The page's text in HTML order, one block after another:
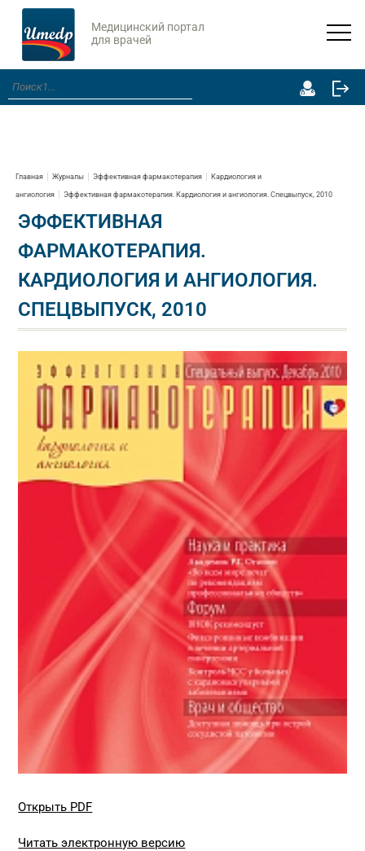
Медицинский портал
для врачей
Главная Журналы Эффективная фармакотерапия Кардиология и
ангиология Эффективная фармакотерапия. Кардиология и ангиология. Спецвыпуск, 2010
ЭФФЕКТИВНАЯ
ФАРМАКОТЕРАПИЯ.
КАРДИОЛОГИЯ И АНГИОЛОГИЯ.
СПЕЦВЫПУСК, 2010
Открыть PDF
Читать электронную версию